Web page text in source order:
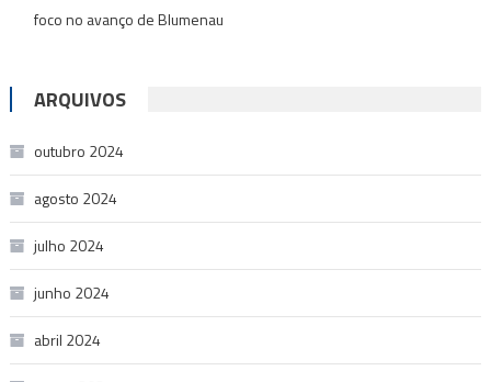
foco no avanço de Blumenau
ARQUIVOS
outubro 2024
agosto 2024
julho 2024
junho 2024
abril 2024